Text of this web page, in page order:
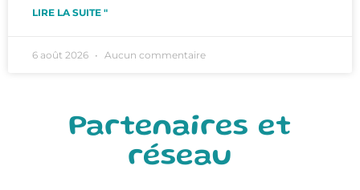
LIRE LA SUITE "
6 août 2026 Aucun commentaire
Partenaires et
réseau